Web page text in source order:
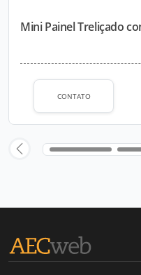
Mini Painel Treliçado
CONTATO